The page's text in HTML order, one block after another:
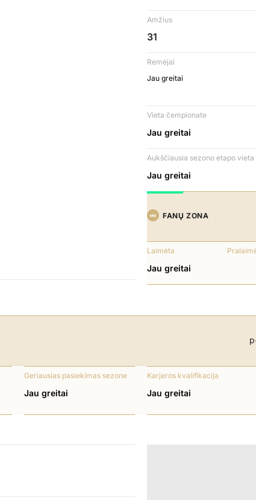
Amžius
31
Remėjai
Jau greitai
Vieta čempionate
Jau greitai
Aukščiausia sezono etapo vieta
Jau greitai
FANŲ ZONA
Laimėta
Jau greitai
Geriausias pasiekimas sezone
Jau greitai
Karjeros kvalifikacija
Jau greitai